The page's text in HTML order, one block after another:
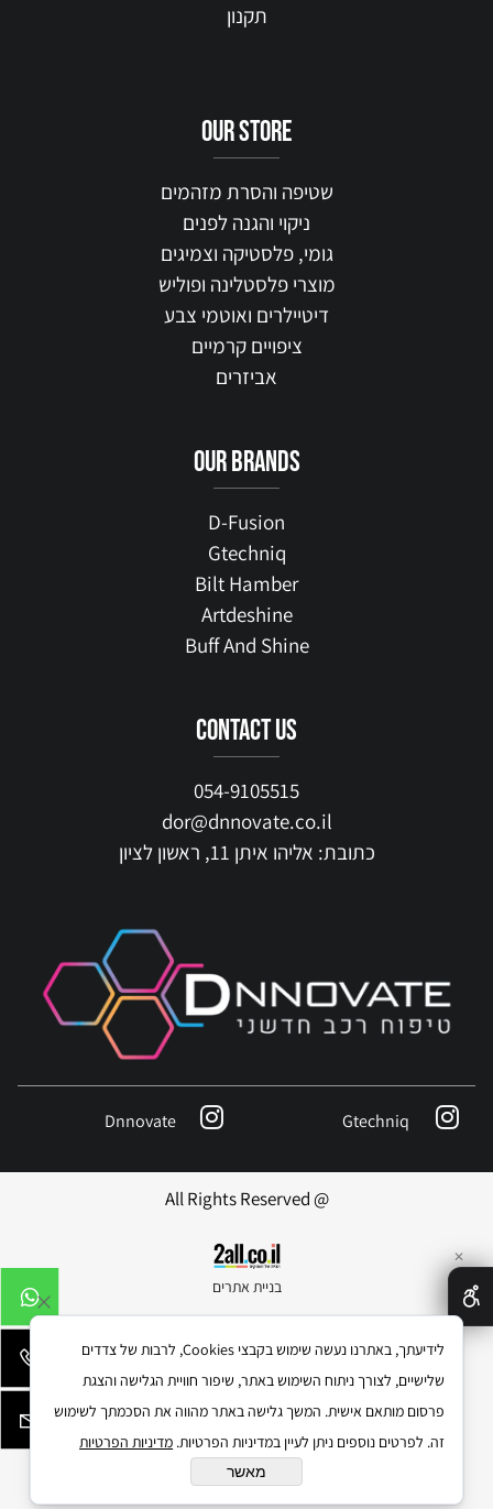
תקנון
our STORE
שטיפה והסרת מזהמים
ניקוי והגנה לפנים
גומי, פלסטיקה וצמיגים
מוצרי פלסטלינה ופוליש
דיטיילרים ואוטמי צבע
ציפויים קרמיים
אביזרים
our brands
D-Fusion
Gtechniq
Bilt Hamber
Artdeshine
Buff And Shine
contact us
054-9105515
dor@dnnovate.co.il
כתובת: אליהו איתן 11, ראשון לציון
Gtechniq
Dnnovate
@ All Rights Reserved
בניית אתרים
✕
לידיעתך, באתרנו נעשה שימוש בקבצי Cookies, לרבות של צדדים
שלישיים, לצורך ניתוח השימוש באתר, שיפור חוויית הגלישה והצגת
פרסום מותאם אישית. המשך גלישה באתר מהווה את הסכמתך לשימוש
זה. לפרטים נוספים ניתן לעיין במדיניות הפרטיות. מדיניות הפרטיות
מאשר